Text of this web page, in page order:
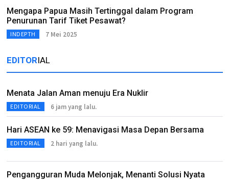
Mengapa Papua Masih Tertinggal dalam Program
Penurunan Tarif Tiket Pesawat?
INDEPTH 7 Mei 2025
EDITORIAL
Menata Jalan Aman menuju Era Nuklir
EDITORIAL 6 jam yang lalu.
Hari ASEAN ke 59: Menavigasi Masa Depan Bersama
EDITORIAL 2 hari yang lalu.
Pengangguran Muda Melonjak, Menanti Solusi Nyata